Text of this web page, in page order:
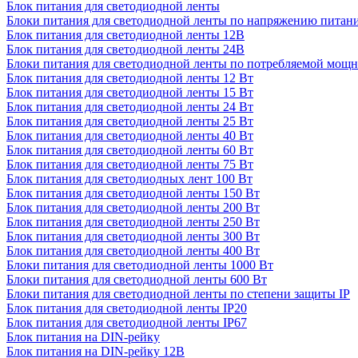
Блок питания для светодиодной ленты
Блоки питания для светодиодной ленты по напряжению
Блок питания для светодиодной ленты 12В
Блок питания для светодиодной ленты 24В
Блоки питания для светодиодной ленты по потребляемой
Блок питания для светодиодной ленты 12 Вт
Блок питания для светодиодной ленты 15 Вт
Блок питания для светодиодной ленты 24 Вт
Блок питания для светодиодной ленты 25 Вт
Блок питания для светодиодной ленты 40 Вт
Блок питания для светодиодной ленты 60 Вт
Блок питания для светодиодной ленты 75 Вт
Блок питания для светодиодных лент 100 Вт
Блок питания для светодиодной ленты 150 Вт
Блок питания для светодиодной ленты 200 Вт
Блок питания для светодиодной ленты 250 Вт
Блок питания для светодиодной ленты 300 Вт
Блок питания для светодиодной ленты 400 Вт
Блоки питания для светодиодной ленты 1000 Вт
Блоки питания для светодиодной ленты 600 Вт
Блоки питания для светодиодной ленты по степени защиты IP
Блок питания для светодиодной ленты IP20
Блок питания для светодиодной ленты IP67
Блок питания на DIN-рейку
Блок питания на DIN-рейку 12В